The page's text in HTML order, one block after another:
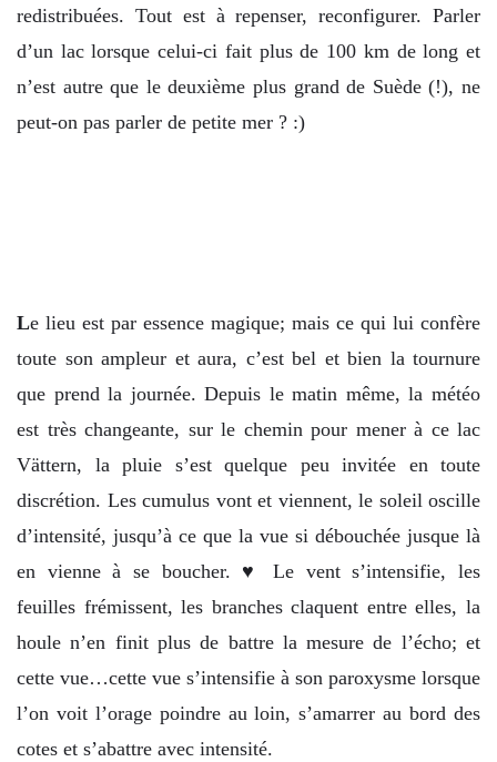
redistribuées. Tout est à repenser, reconfigurer. Parler
d’un lac lorsque celui-ci fait plus de 100 km de long et
n’est autre que le deuxième plus grand de Suède (!), ne
peut-on pas parler de petite mer ? :)
Le lieu est par essence magique; mais ce qui lui confère
toute son ampleur et aura, c’est bel et bien la tournure
que prend la journée. Depuis le matin même, la météo
est très changeante, sur le chemin pour mener à ce lac
Vättern, la pluie s’est quelque peu invitée en toute
discrétion. Les cumulus vont et viennent, le soleil oscille
d’intensité, jusqu’à ce que la vue si débouchée jusque là
en vienne à se boucher. ♥ Le vent s’intensifie, les
feuilles frémissent, les branches claquent entre elles, la
houle n’en finit plus de battre la mesure de l’écho; et
cette vue…cette vue s’intensifie à son paroxysme lorsque
l’on voit l’orage poindre au loin, s’amarrer au bord des
cotes et s’abattre avec intensité.